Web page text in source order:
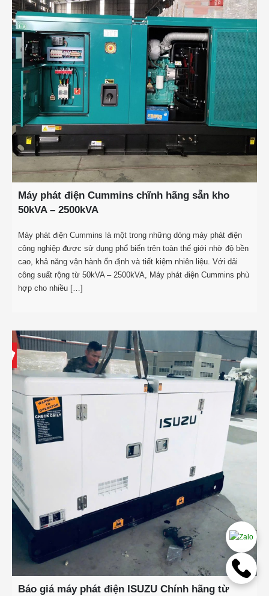
Máy phát điện Cummins chĩnh hãng sẵn kho
50kVA – 2500kVA
Máy phát điện Cummins là một trong những dòng máy phát điện
công nghiệp được sử dụng phổ biến trên toàn thế giới nhờ độ bền
cao, khả năng vận hành ổn định và tiết kiệm nhiên liệu. Với dải
công suất rộng từ 50kVA – 2500kVA, Máy phát điện Cummins phù
hợp cho nhiều […]
Báo giá máy phát điện ISUZU Chính hãng từ